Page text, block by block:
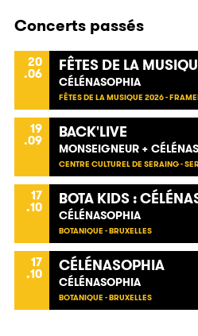
Concerts passés
20
.06 FÊTES DE LA
CÉLÉNASOPHIA
FÊTES DE LA MUSIQUE 2026 -
19
.09 BACK'LIVE
MONSEIGNEUR +
CENTRE CULTUREL DE SERAING -
17
.10 BOTA KIDS :
CÉLÉNASOPHIA
BOTANIQUE - BRUXELLES
17
.10 CÉLÉNASOPHIA
CÉLÉNASOPHIA
BOTANIQUE - BRUXELLES